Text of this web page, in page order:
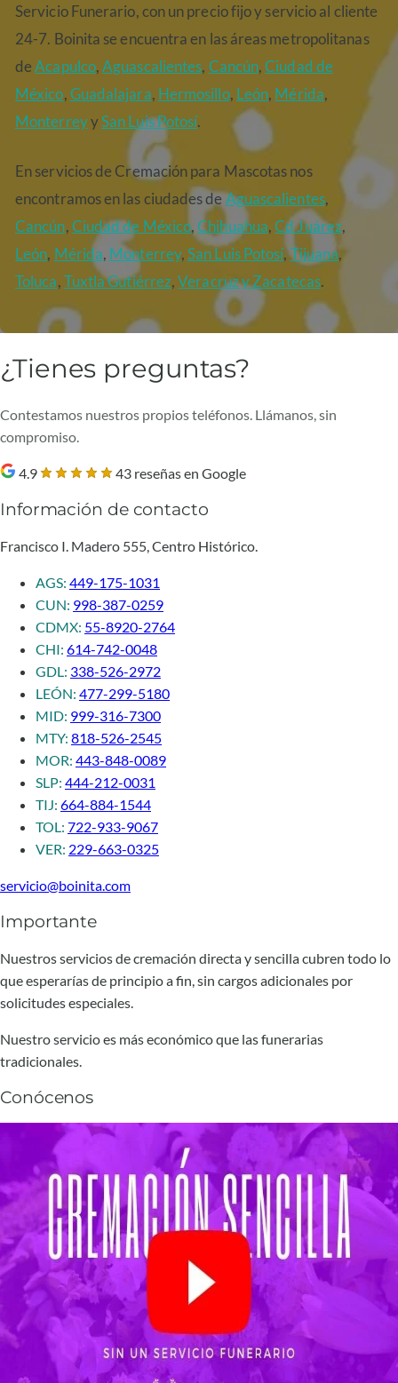
Servicio Funerario, con un precio fijo y servicio al cliente
24-7. Boinita se encuentra en las áreas metropolitanas
deAcapulco,Aguascalientes, Cancún,Ciudad de
México,Guadalajara, Hermosillo, León, Mérida,
MonterreyySan Luis Potosí.
En servicios de Cremación para Mascotas nos
encontramos en las ciudades deAguascalientes,
Cancún,Ciudad de México,Chihuahua,Cd Juárez,
León, Mérida, Monterrey,San Luis Potosí,Tijuana,
Toluca,Tuxtla Gutiérrez,Veracruzy Zacatecas.
¿Tienes preguntas?
Contestamos nuestros propios teléfonos. Llámanos, sin
compromiso.
4.9 43 reseñas en Google
Información de contacto
Francisco I. Madero 555, Centro Histórico.
AGS: 449-175-1031
CUN: 998-387-0259
CDMX: 55-8920-2764
CHI: 614-742-0048
GDL: 338-526-2972
LEÓN: 477-299-5180
MID: 999-316-7300
MTY: 818-526-2545
MOR: 443-848-0089
SLP: 444-212-0031
TIJ: 664-884-1544
TOL: 722-933-9067
VER: 229-663-0325
servicio@boinita.com
Importante
Nuestros servicios de cremación directa y sencilla cubren todo lo
que esperarías de principio a fin, sin cargos adicionales por
solicitudes especiales.
Nuestro servicio es más económico que las funerarias
tradicionales.
Conócenos